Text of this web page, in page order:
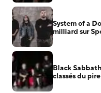
System of a
milliard sur
Black
classés du